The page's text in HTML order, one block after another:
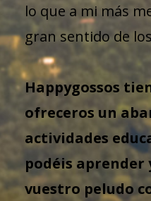
lo que a mi más
gran sentido de
Happygossos
ofreceros un
actividades
podéis aprender
vuestro peludo